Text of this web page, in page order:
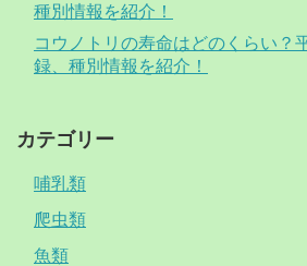
種別情報を紹介！
コウノトリの寿命はどのくらい？
録、種別情報を紹介！
カテゴリー
哺乳類
爬虫類
魚類